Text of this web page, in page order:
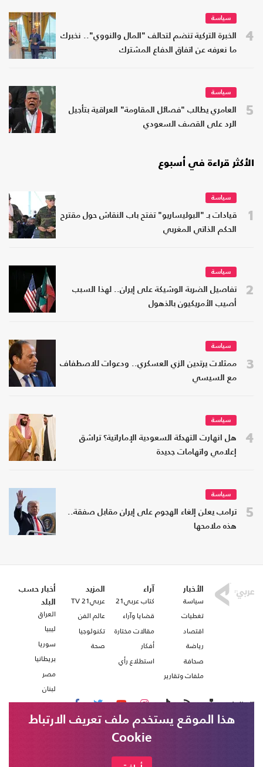
4
سياسة
الخبرة التركية تنضم لتحالف "المال والنووي".. نخبرك
ما نعرفه عن اتفاق الدفاع المشترك
5
سياسة
العامري يطالب "فصائل المقاومة" العراقية بتأجيل
الرد على القصف السعودي
الأكثر قراءة في أسبوع
1
سياسة
قيادات بـ "البوليساريو" تفتح باب النقاش حول مقترح
الحكم الذاتي المغربي
2
سياسة
تفاصيل الضربة الوشيكة على إيران.. لهذا السبب
أصيب الأمريكيون بالذهول
3
سياسة
ممثلات يرتدين الزي العسكري.. ودعوات للاصطفاف
مع السيسي
4
سياسة
هل انهارت التهدئة السعودية الإماراتية؟ تراشق
إعلامي واتهامات جديدة
5
سياسة
ترامب يعلن إلغاء الهجوم على إيران مقابل صفقة..
هذه ملامحها
الأخبار
سياسة
تغطيات
اقتصاد
رياضة
صحافة
ملفات وتقارير
آراء
كتاب عربي21
قضايا وآراء
مقالات مختارة
أفكار
استطلاع رأي
المزيد
عربي21 TV
عالم الفن
تكنولوجيا
صحة
أخبار حسب
البلد
العراق
ليبيا
سوريا
بريطانيا
مصر
لبنان
تابعنا على
هذا الموقع يستخدم ملف تعريف الارتباط
Cookie